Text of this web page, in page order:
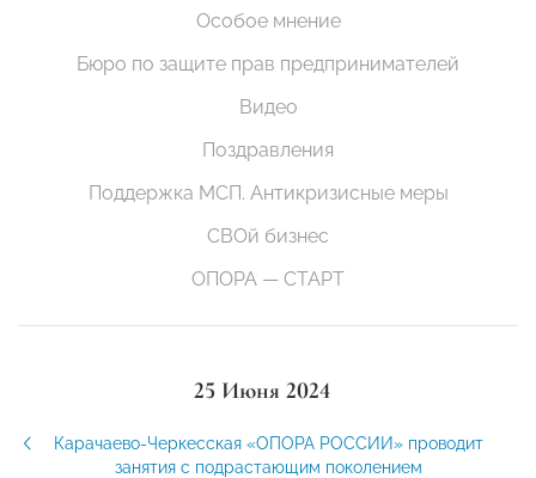
Особое мнение
Бюро по защите прав предпринимателей
Видео
Поздравления
Поддержка МСП. Антикризисные меры
СВОй бизнес
ОПОРА — СТАРТ
25 Июня 2024
Карачаево-Черкесская «ОПОРА РОССИИ» проводит
занятия с подрастающим поколением